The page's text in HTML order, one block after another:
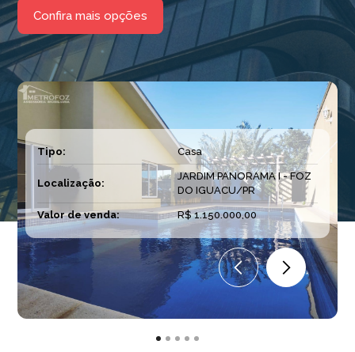
Confira mais opções
Tipo: Casa
Localização:
JARDIM PANORAMA I - FOZ
DO IGUACU/PR
Valor de venda: R$ 1.150.000,00